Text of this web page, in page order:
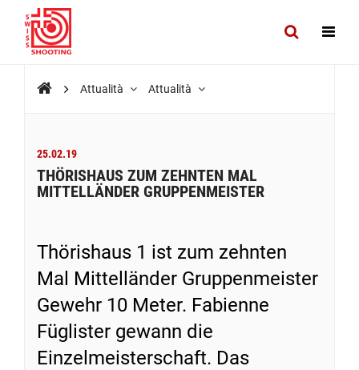
Attualità Attualità
25.02.19
THÖRISHAUS ZUM ZEHNTEN MAL
MITTELLÄNDER GRUPPENMEISTER
Thörishaus 1 ist zum zehnten
Mal Mittelländer Gruppenmeister
Gewehr 10 Meter. Fabienne
Füglister gewann die
Einzelmeisterschaft. Das